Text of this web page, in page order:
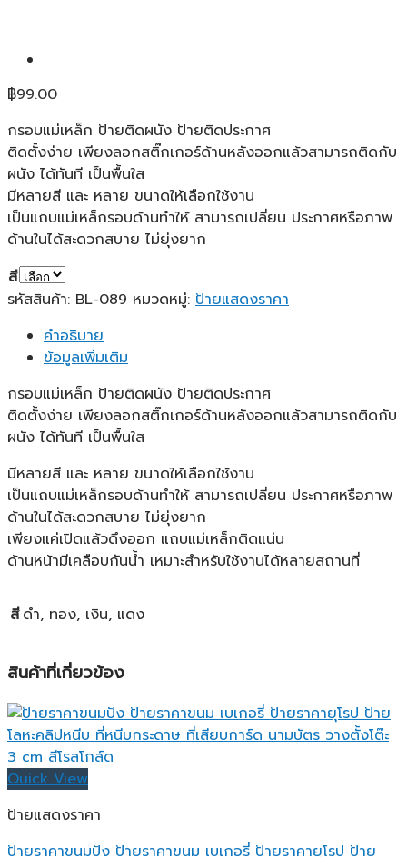
฿99.00
กรอบแม่เหล็ก ป้ายติดผนัง ป้ายติดประกาศ
ติดตั้งง่าย เพียงลอกสติ๊กเกอร์ด้านหลังออกแล้วสามารถติดกับ
ผนัง ได้ทันที เป็นพื้นใส
มีหลายสี และ หลาย ขนาดให้เลือกใช้งาน
เป็นแถบแม่เหล็กรอบด้านทำให้ สามารถเปลี่ยน ประกาศหรือภาพ
ด้านในได้สะดวกสบาย ไม่ยุ่งยาก
สี
รหัสสินค้า: BL-089 หมวดหมู่: ป้ายแสดงราคา
คำอธิบาย
ข้อมูลเพิ่มเติม
กรอบแม่เหล็ก ป้ายติดผนัง ป้ายติดประกาศ
ติดตั้งง่าย เพียงลอกสติ๊กเกอร์ด้านหลังออกแล้วสามารถติดกับ
ผนัง ได้ทันที เป็นพื้นใส
มีหลายสี และ หลาย ขนาดให้เลือกใช้งาน
เป็นแถบแม่เหล็กรอบด้านทำให้ สามารถเปลี่ยน ประกาศหรือภาพ
ด้านในได้สะดวกสบาย ไม่ยุ่งยาก
เพียงแค่เปิดแล้วดึงออก แถบแม่เหล็กติดแน่น
ด้านหน้ามีเคลือบกันน้ำ เหมาะสำหรับใช้งานได้หลายสถานที่
สี ดำ, ทอง, เงิน, แดง
สินค้าที่เกี่ยวข้อง
Quick View
ป้ายแสดงราคา
ป้ายราคาขนมปัง ป้ายราคาขนม เบเกอรี่ ป้ายราคายุโรป ป้าย